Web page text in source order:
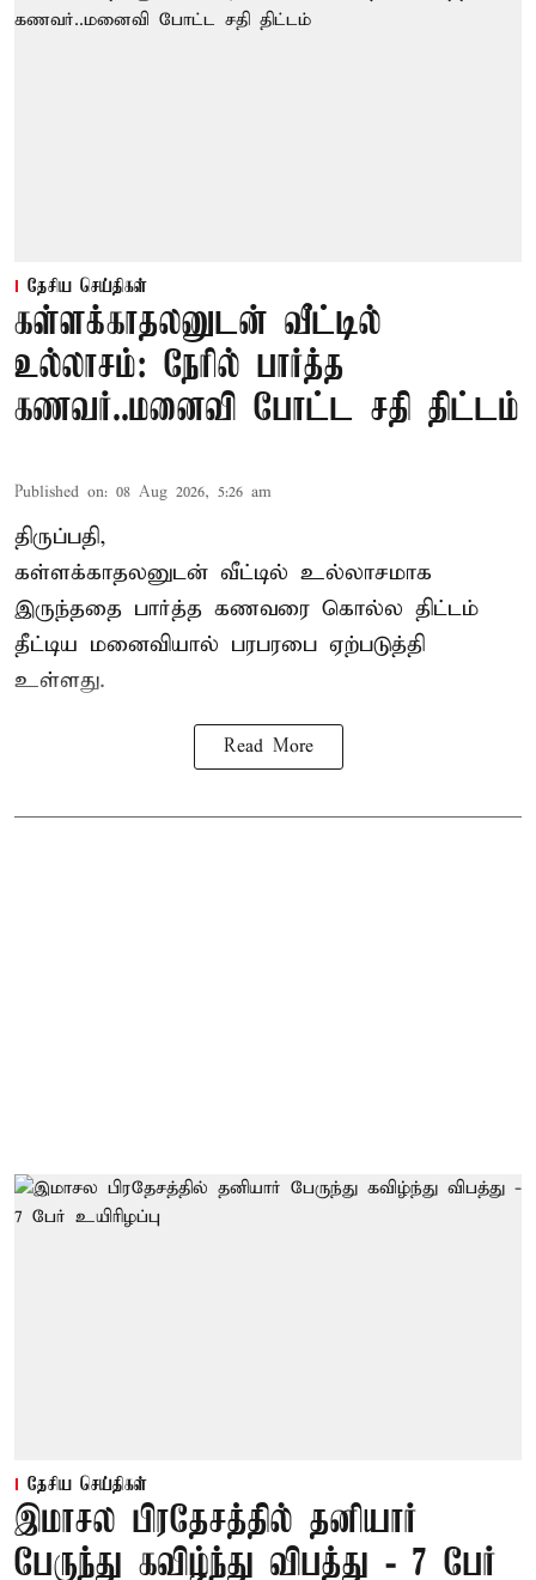
தேசிய செய்திகள்
கள்ளக்காதலனுடன் வீட்டில்
உல்லாசம்: நேரில் பார்த்த
கணவர்..மனைவி போட்ட சதி திட்டம்
Published on: 08 Aug 2026, 5:26 am
திருப்பதி,
கள்ளக்காதலனுடன் வீட்டில் உல்லாசமாக
இருந்ததை பார்த்த கணவரை கொல்ல திட்டம்
தீட்டிய மனைவியால் பரபரபை ஏற்படுத்தி
உள்ளது.
Read More
தேசிய செய்திகள்
இமாசல பிரதேசத்தில் தனியார்
பேருந்து கவிழ்ந்து விபத்து - 7 பேர்